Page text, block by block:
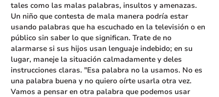
tales como las malas palabras, insultos y amenazas.
Un niño que contesta de mala manera podría estar
usando palabras que ha escuchado en la televisión o en
público sin saber lo que significan. Trate de no
alarmarse si sus hijos usan lenguaje indebido; en su
lugar, maneje la situación calmadamente y deles
instrucciones claras. "Esa palabra no la usamos. No es
una palabra buena y no quiero oírte usarla otra vez.
Vamos a pensar en otra palabra que podemos usar